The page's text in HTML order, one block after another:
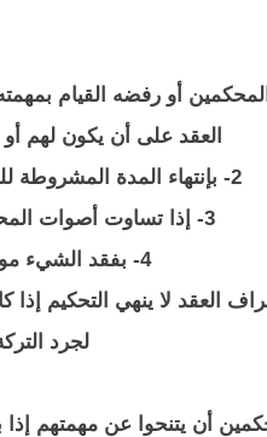
المحكمين أو رفضه القيام
العقد على أن يكون لهم
2- بإنتهاء المدة المشروطة للتحكيم فإذا لم تشترط مدة فبإنتهاء مدة الثلاثة أشهر.
3- إذا تساوت أصوات المحكمين ولم تكن لهم سلطة ضم محكم مرجح لهم.
4- بفقد الشيء موضوع النزاع أو إنقضاء الدين المتنازع فيه.
العقد لا ينهي التحكيم إذا
لجرد
أن يتنحوا عن مهمتهم